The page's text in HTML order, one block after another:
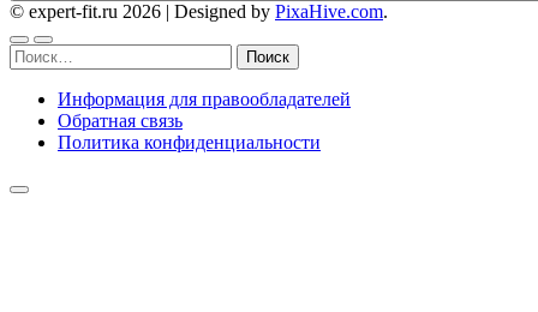
© expert-fit.ru 2026 | Designed by PixaHive.com.
Найти:
Информация для правообладателей
Обратная связь
Политика конфиденциальности